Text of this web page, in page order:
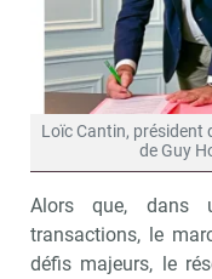
Loïc Cantin, président
de Guy
Alors que, dans
transactions, le
défis majeurs, le